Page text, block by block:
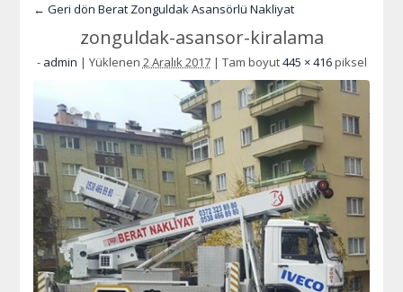
← Geri dön Berat Zonguldak Asansörlü Nakliyat
zonguldak-asansor-kiralama
- admin | Yüklenen 2 Aralık 2017 | Tam boyut445 × 416piksel